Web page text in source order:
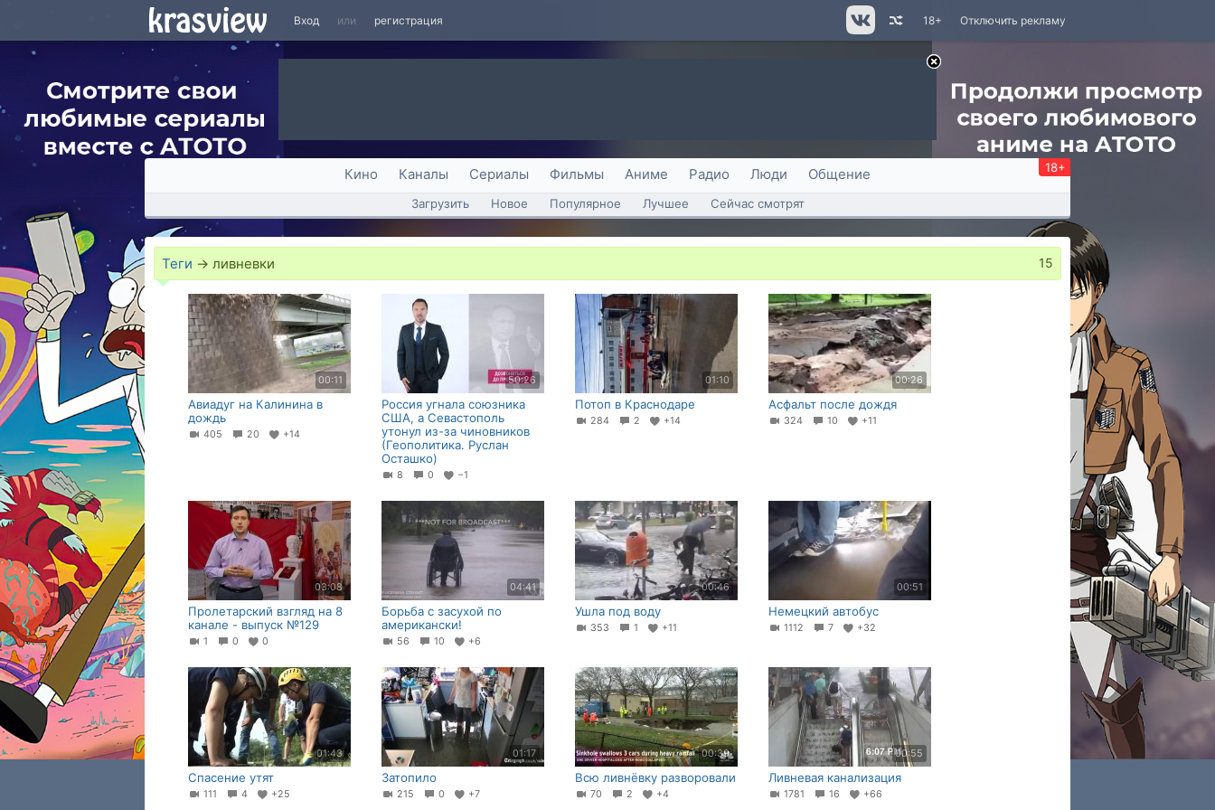
Вход или регистрация Отключить рекламу
18+
Кино Каналы Сериалы Фильмы Аниме Радио Люди Общение 18+
Загрузить Новое Популярное Лучшее Сейчас смотрят
Теги → ливневки 15
00:11
Авиадуг на Калинина в
дождь
405 20 +14
50:26
Россия угнала союзника
США, а Севастополь
утонул из-за чиновников
(Геополитика. Руслан
Осташко)
8 0 −1
01:10
Потоп в Краснодаре
284 2 +14
00:26
Асфальт после дождя
324 10 +11
03:08
Пролетарский взгляд на 8
канале - выпуск №129
1 0 0
04:41
Борьба с засухой по
американски!
56 10 +6
00:46
Ушла под воду
353 1 +11
00:51
Немецкий автобус
1112 7 +32
01:43
Спасение утят
111 4 +25
01:17
Затопило
215 0 +7
00:39
Всю ливнёвку разворовали
70 2 +4
00:55
Ливневая канализация
1781 16 +66